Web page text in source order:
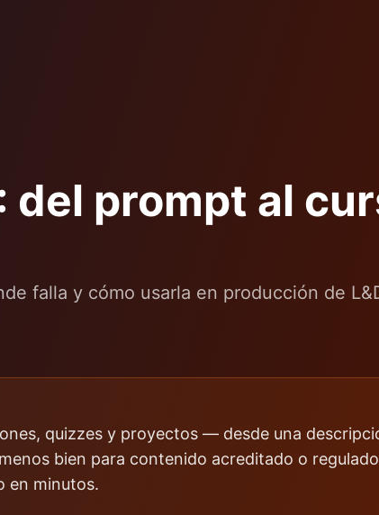
del prompt al
falla y cómo usarla en producción de
quizzes y proyectos — desde una
bien para contenido acreditado o
en minutos.